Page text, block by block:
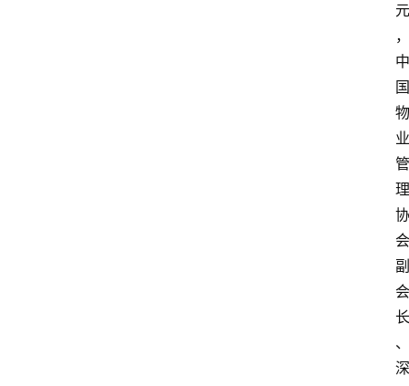
元
，
中
国
物
业
管
理
协
会
副
会
长
、
深